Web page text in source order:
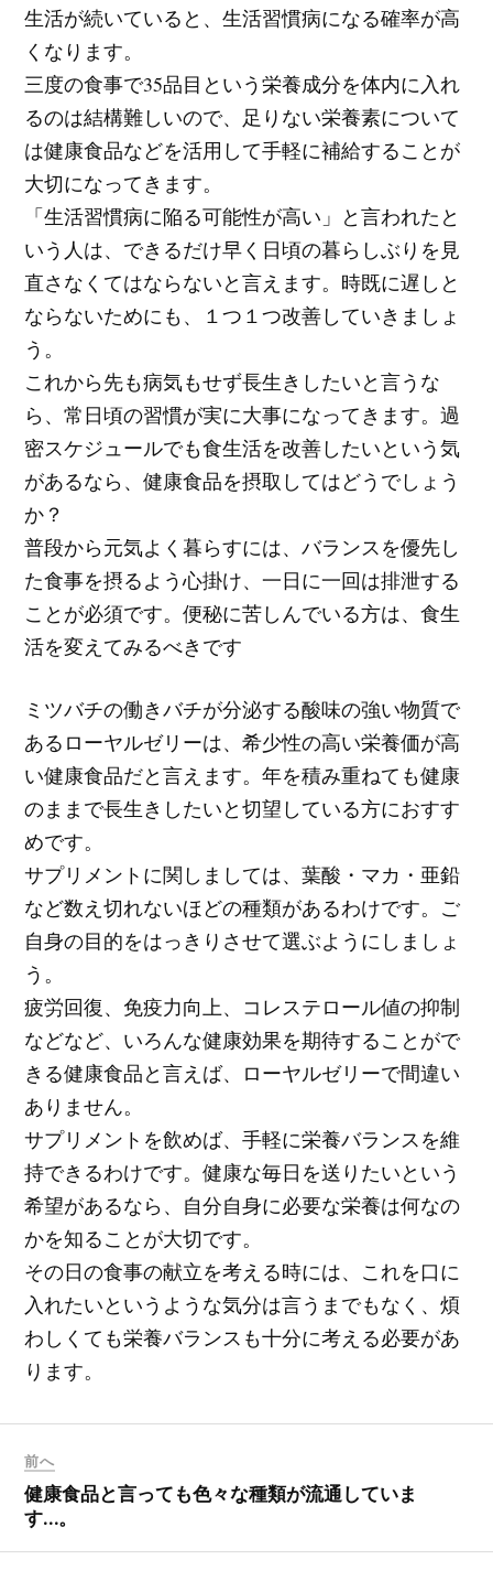
生活が続いていると、生活習慣病になる確率が高
くなります。
三度の食事で35品目という栄養成分を体内に入れ
るのは結構難しいので、足りない栄養素について
は健康食品などを活用して手軽に補給することが
大切になってきます。
「生活習慣病に陥る可能性が高い」と言われたと
いう人は、できるだけ早く日頃の暮らしぶりを見
直さなくてはならないと言えます。時既に遅しと
ならないためにも、１つ１つ改善していきましょ
う。
これから先も病気もせず長生きしたいと言うな
ら、常日頃の習慣が実に大事になってきます。過
密スケジュールでも食生活を改善したいという気
があるなら、健康食品を摂取してはどうでしょう
か？
普段から元気よく暮らすには、バランスを優先し
た食事を摂るよう心掛け、一日に一回は排泄する
ことが必須です。便秘に苦しんでいる方は、食生
活を変えてみるべきです
ミツバチの働きバチが分泌する酸味の強い物質で
あるローヤルゼリーは、希少性の高い栄養価が高
い健康食品だと言えます。年を積み重ねても健康
のままで長生きしたいと切望している方におすす
めです。
サプリメントに関しましては、葉酸・マカ・亜鉛
など数え切れないほどの種類があるわけです。ご
自身の目的をはっきりさせて選ぶようにしましょ
う。
疲労回復、免疫力向上、コレステロール値の抑制
などなど、いろんな健康効果を期待することがで
きる健康食品と言えば、ローヤルゼリーで間違い
ありません。
サプリメントを飲めば、手軽に栄養バランスを維
持できるわけです。健康な毎日を送りたいという
希望があるなら、自分自身に必要な栄養は何なの
かを知ることが大切です。
その日の食事の献立を考える時には、これを口に
入れたいというような気分は言うまでもなく、煩
わしくても栄養バランスも十分に考える必要があ
ります。
前へ
健康食品と言っても色々な種類が流通していま
す…。